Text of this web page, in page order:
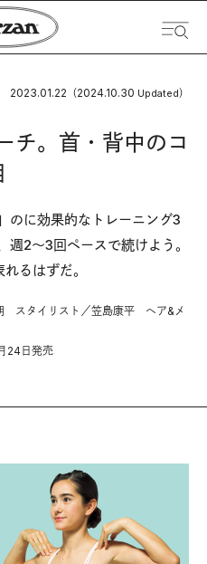
2023.01.22 （2024.10.30 Updated）
チ。首・背中のコ
のに効果的なトレーニング3
2～3回ペースで続けよう。
るはずだ。
スタイリスト／笠島康平 ヘア&メ
24日発売